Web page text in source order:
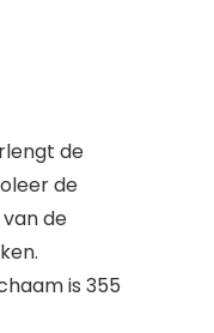
de
de
de
is 355